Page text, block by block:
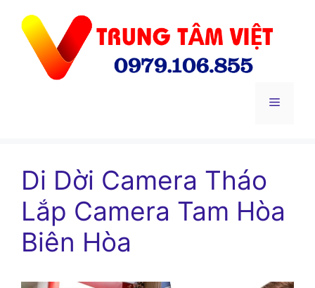
Menu
Di Dời Camera Tháo
Lắp Camera Tam Hòa
Biên Hòa